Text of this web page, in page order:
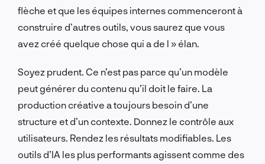
flèche et que les équipes internes commenceront à
construire d’autres outils, vous saurez que vous
avez créé quelque chose qui a de l » élan.
Soyez prudent. Ce n’est pas parce qu’un modèle
peut générer du contenu qu’il doit le faire. La
production créative a toujours besoin d’une
structure et d’un contexte. Donnez le contrôle aux
utilisateurs. Rendez les résultats modifiables. Les
outils d’IA les plus performants agissent comme des